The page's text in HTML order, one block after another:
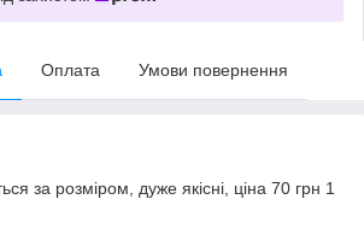
Оплата Умови повернення
за розміром, дуже якісні, ціна 70 грн 1